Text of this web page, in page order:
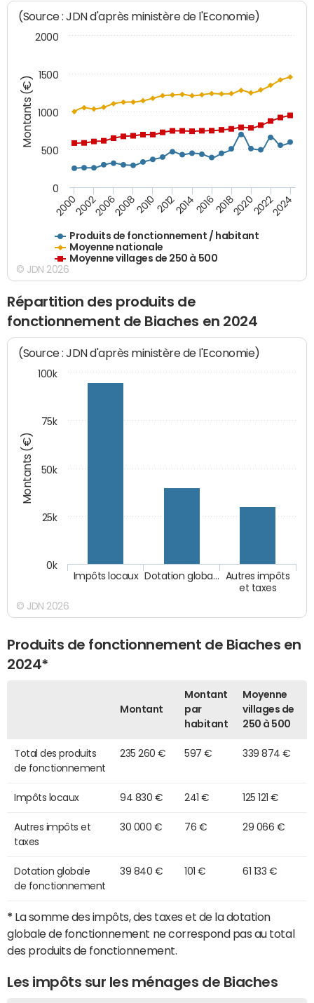
Montants (€)
(Source : JDN d'après ministère de l'Economie)
Produits de fonctionnement / habitant
Moyenne nationale
Moyenne villages de 250 à 500
200020022006200820102012201420162018202020222024
0
500
1000
1500
2000
© JDN 2026
Répartition des produits de
fonctionnement de Biaches en 2024
Montants (€)
(Source : JDN d'après ministère de l'Economie)
Autres impôts
et taxes
Dotation globa…
Impôts locaux
0k
25k
50k
75k
100k
© JDN 2026
Produits de fonctionnement de Biaches en
2024*
Montant
Montant
par
habitant
Moyenne
villages de
250 à 500
Total des produits
de fonctionnement
235 260 € 597 € 339 874 €
Impôts locaux 94 830 € 241 € 125 121 €
Autres impôts et
taxes
30 000 € 76 € 29 066 €
Dotation globale
de fonctionnement
39 840 € 101 € 61 133 €
* La somme des impôts, des taxes et de la dotation
globale de fonctionnement ne correspond pas au total
des produits de fonctionnement.
Les impôts sur les ménages de Biaches